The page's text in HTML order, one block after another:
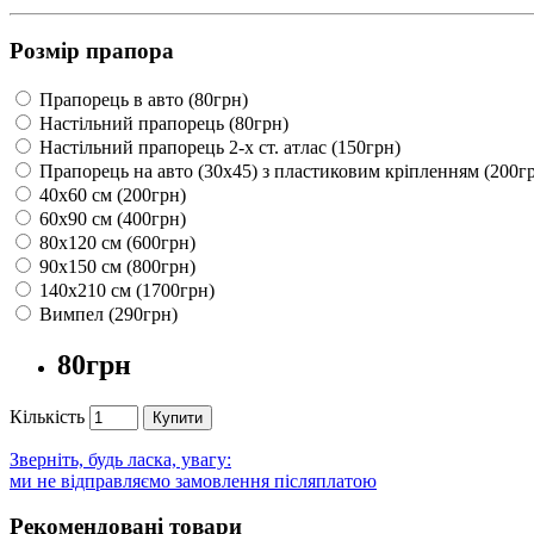
Розмір прапора
Прапорець в авто (80грн)
Настільний прапорець (80грн)
Настільний прапорець 2-х ст. атлас (150грн)
Прапорець на авто (30х45) з пластиковим кріпленням
40х60 см (200грн)
60х90 см (400грн)
80х120 см (600грн)
90х150 см (800грн)
140х210 см (1700грн)
Вимпел (290грн)
80грн
Кількість Купити
Зверніть, будь ласка, увагу:
ми не відправляємо замовлення післяплатою
Рекомендовані товари